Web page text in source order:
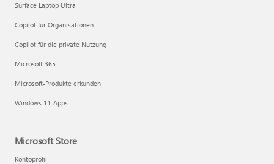
Surface Laptop Ultra
Copilot für Organisationen
Copilot für die private Nutzung
Microsoft 365
Microsoft-Produkte erkunden
Windows 11-Apps
Microsoft Store
Kontoprofil